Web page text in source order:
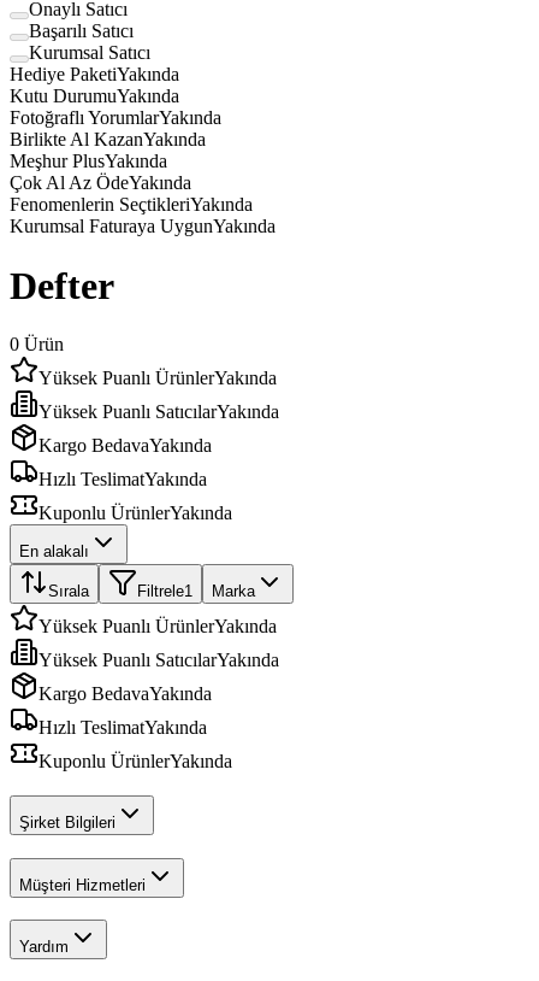
Onaylı Satıcı
Başarılı Satıcı
Kurumsal Satıcı
Hediye PaketiYakında
Kutu DurumuYakında
Fotoğraflı YorumlarYakında
Birlikte Al KazanYakında
Meşhur PlusYakında
Çok Al Az ÖdeYakında
Fenomenlerin SeçtikleriYakında
Kurumsal Faturaya UygunYakında
Defter
0 Ürün
Yüksek Puanlı ÜrünlerYakında
Yüksek Puanlı SatıcılarYakında
Kargo BedavaYakında
Hızlı TeslimatYakında
Kuponlu ÜrünlerYakında
En alakalı
Sırala Filtrele1 Marka
Yüksek Puanlı ÜrünlerYakında
Yüksek Puanlı SatıcılarYakında
Kargo BedavaYakında
Hızlı TeslimatYakında
Kuponlu ÜrünlerYakında
Şirket Bilgileri
Müşteri Hizmetleri
Yardım